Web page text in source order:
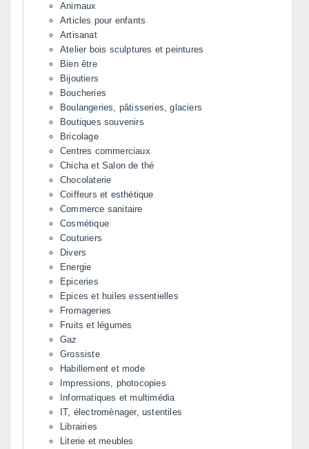
Animaux
Articles pour enfants
Artisanat
Atelier bois sculptures et peintures
Bien être
Bijoutiers
Boucheries
Boulangeries, pâtisseries, glaciers
Boutiques souvenirs
Bricolage
Centres commerciaux
Chicha et Salon de thé
Chocolaterie
Coiffeurs et esthétique
Commerce sanitaire
Cosmétique
Couturiers
Divers
Energie
Epiceries
Epices et huiles essentielles
Fromageries
Fruits et légumes
Gaz
Grossiste
Habillement et mode
Impressions, photocopies
Informatiques et multimédia
IT, électromènager, ustentiles
Librairies
Literie et meubles